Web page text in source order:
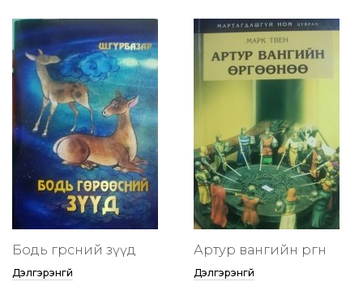
Бодь гөрөөсний зүүд
Дэлгэрэнгүй
Артур вангийн өргөөнөө
Дэлгэрэнгүй